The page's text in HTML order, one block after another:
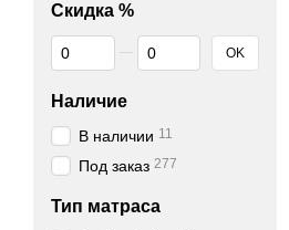
Скидка %
От Скидка %
До Скидка % OK
Наличие
В наличии 11
Под заказ 277
Тип матраса